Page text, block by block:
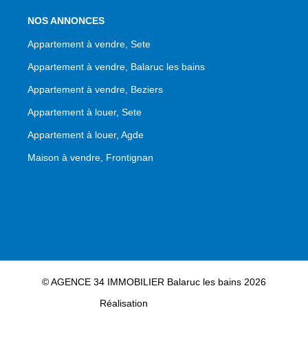
NOS ANNONCES
Appartement à vendre, Sete
Appartement à vendre, Balaruc les bains
Appartement à vendre, Beziers
Appartement à louer, Sete
Appartement à louer, Agde
Maison à vendre, Frontignan
© AGENCE 34 IMMOBILIER Balaruc les bains 2026
Réalisation